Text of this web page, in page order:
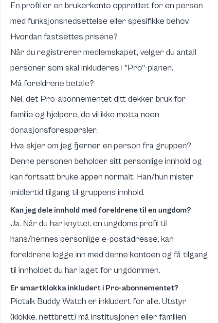
En profil er en brukerkonto opprettet for en person
med funksjonsnedsettelse eller spesifikke behov.
Hvordan fastsettes prisene?
Når du registrerer medlemskapet, velger du antall
personer som skal inkluderes i "Pro"-planen.
Må foreldrene betale?
Nei, det Pro-abonnementet ditt dekker bruk for
familie og hjelpere, de vil ikke motta noen
donasjonsforespørsler.
Hva skjer om jeg fjerner en person fra gruppen?
Denne personen beholder sitt personlige innhold og
kan fortsatt bruke appen normalt. Han/hun mister
imidlertid tilgang til gruppens innhold.
Kan jeg dele innhold med foreldrene til en ungdom?
Ja. Når du har knyttet en ungdoms profil til
hans/hennes personlige e-postadresse, kan
foreldrene logge inn med denne kontoen og få tilgang
til innholdet du har laget for ungdommen.
Er smartklokka inkludert i Pro-abonnementet?
Pictalk Buddy Watch er inkludert for alle. Utstyr
(klokke, nettbrett) må institusjonen eller familien